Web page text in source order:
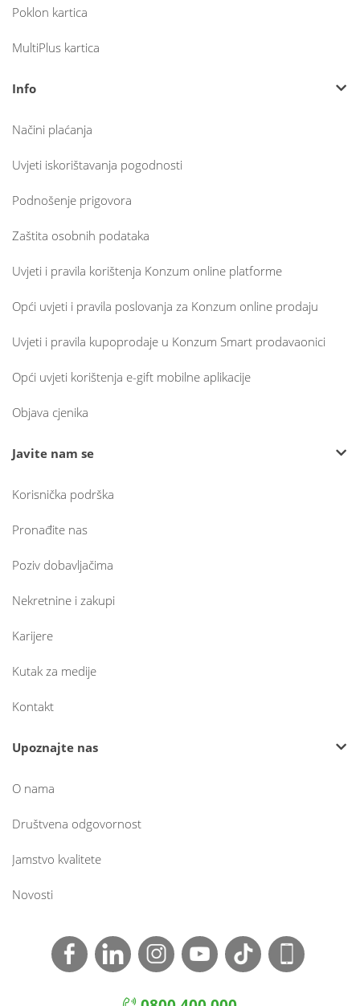
Poklon kartica
MultiPlus kartica
Info
Načini plaćanja
Uvjeti iskorištavanja pogodnosti
Podnošenje prigovora
Zaštita osobnih podataka
Uvjeti i pravila korištenja Konzum online platforme
Opći uvjeti i pravila poslovanja za Konzum online prodaju
Uvjeti i pravila kupoprodaje u Konzum Smart prodavaonici
Opći uvjeti korištenja e-gift mobilne aplikacije
Objava cjenika
Javite nam se
Korisnička podrška
Pronađite nas
Poziv dobavljačima
Nekretnine i zakupi
Karijere
Kutak za medije
Kontakt
Upoznajte nas
O nama
Društvena odgovornost
Jamstvo kvalitete
Novosti